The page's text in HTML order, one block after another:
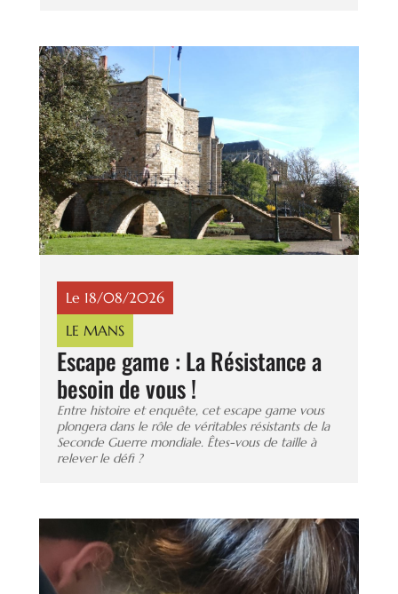
Le 18/08/2026
LE MANS
Escape game : La Résistance a
besoin de vous !
Entre histoire et enquête, cet escape game vous
plongera dans le rôle de véritables résistants de la
Seconde Guerre mondiale. Êtes-vous de taille à
relever le défi ?